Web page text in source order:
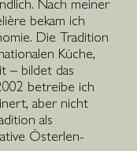
bekam ich
Die Tradition
Küche,
– bildet das
betreibe ich
aber nicht
als
Österlen-